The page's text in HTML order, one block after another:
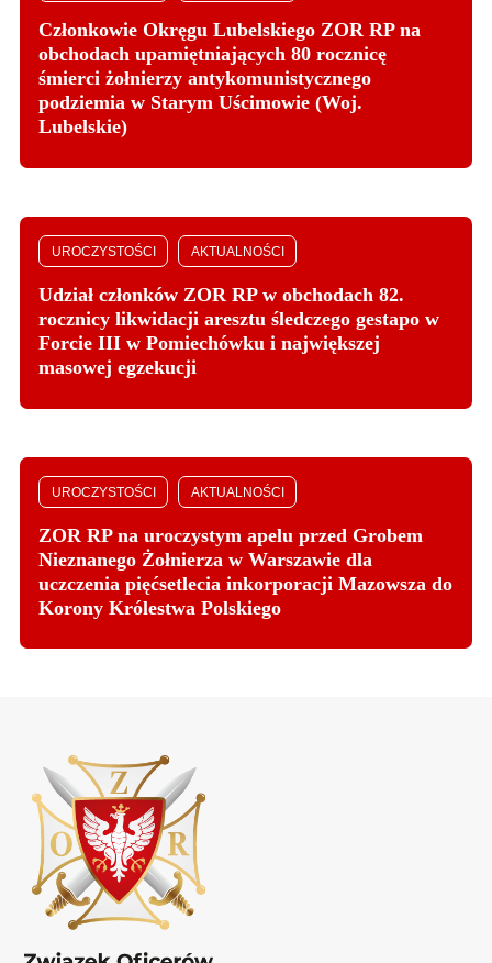
Członkowie Okręgu Lubelskiego ZOR RP na
obchodach upamiętniających 80 rocznicę
śmierci żołnierzy antykomunistycznego
podziemia w Starym Uścimowie (Woj.
Lubelskie)
UROCZYSTOŚCI AKTUALNOŚCI
Udział członków ZOR RP w obchodach 82.
rocznicy likwidacji aresztu śledczego gestapo w
Forcie III w Pomiechówku i największej
masowej egzekucji
UROCZYSTOŚCI AKTUALNOŚCI
ZOR RP na uroczystym apelu przed Grobem
Nieznanego Żołnierza w Warszawie dla
uczczenia pięćsetlecia inkorporacji Mazowsza do
Korony Królestwa Polskiego